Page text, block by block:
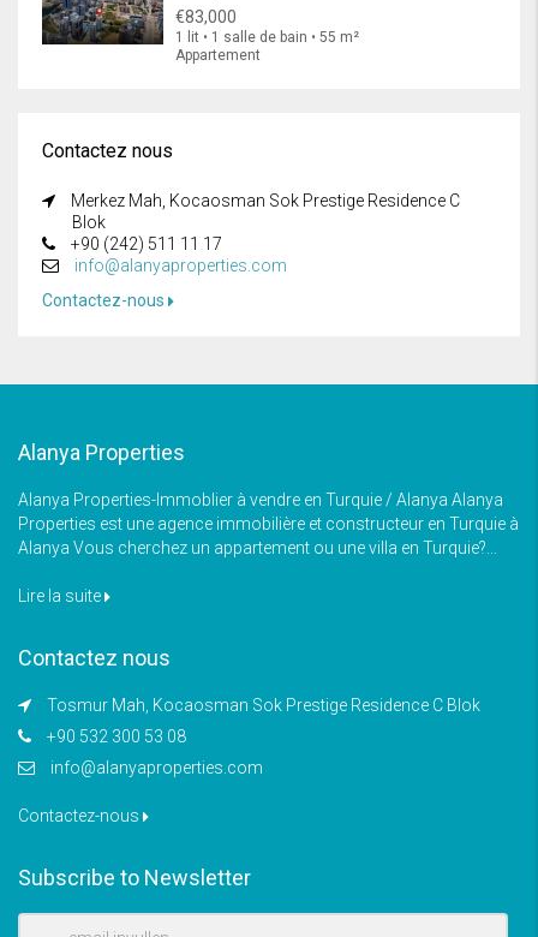
€83,000
1 lit • 1 salle de bain • 55 m²
Appartement
Contactez nous
Merkez Mah, Kocaosman Sok Prestige Residence C
Blok
+90 (242) 511 11 17
info@alanyaproperties.com
Contactez-nous
Alanya Properties
Alanya Properties-Immoblier à vendre en Turquie / Alanya Alanya
Properties est une agence immobilière et constructeur en Turquie à
Alanya Vous cherchez un appartement ou une villa en Turquie?...
Lire la suite
Contactez nous
Tosmur Mah, Kocaosman Sok Prestige Residence C Blok
+90 532 300 53 08
info@alanyaproperties.com
Contactez-nous
Subscribe to Newsletter